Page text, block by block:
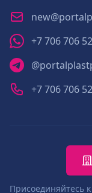
+7 706 706
+7 706 706
Присоединяйтесь